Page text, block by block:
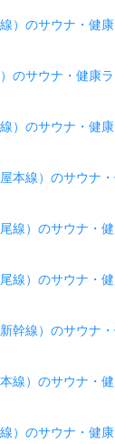
）のサウナ・健
のサウナ・健康
）のサウナ・健
本線）のサウナ
線）のサウナ・
線）のサウナ・
幹線）のサウナ
線）のサウナ・
）のサウナ・健